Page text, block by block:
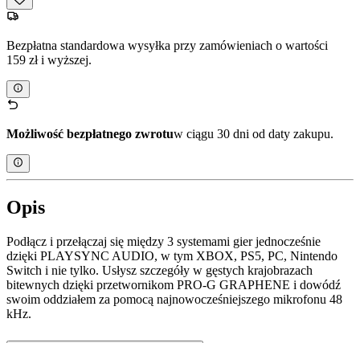
Bezpłatna standardowa wysyłka przy zamówieniach o wartości
159 zł i wyższej.
Możliwość bezpłatnego zwrotuw ciągu 30 dni od daty zakupu.
Opis
Podłącz i przełączaj się między 3 systemami gier jednocześnie
dzięki PLAYSYNC AUDIO, w tym XBOX, PS5, PC, Nintendo
Switch i nie tylko. Usłysz szczegóły w gęstych krajobrazach
bitewnych dzięki przetwornikom PRO-G GRAPHENE i dowódź
swoim oddziałem za pomocą najnowocześniejszego mikrofonu 48
kHz.